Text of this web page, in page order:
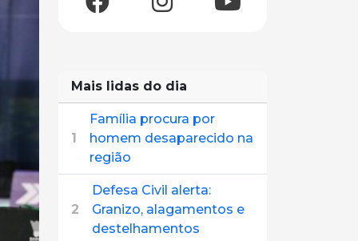
Mais lidas do dia
1
Família procura por
homem desaparecido na
região
2
Defesa Civil alerta:
Granizo, alagamentos e
destelhamentos